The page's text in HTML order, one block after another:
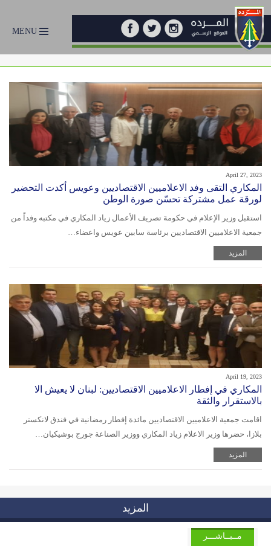
MENU
April 27, 2023
المكاري التقى وفد الاعلاميين الاقتصاديين وعويس أكدت التحضير
لورقة عمل مشتركة تحسّن صورة الوطن
استقبل وزير الإعلام في حكومة تصريف الأعمال زياد المكاري في مكتبه وفداً من
جمعية الاعلاميين الاقتصاديين برئاسة سابين عويس واعضاء…
المزيد
April 19, 2023
المكاري في إفطار الاعلاميين الاقتصاديين: لبنان لا يعيش الا
بالاستقرار والثقة
اقامت جمعية الاعلاميين الاقتصاديين مائدة إفطار رمضانية في فندق لانكستر
بلازا، حضرها وزير الاعلام زياد المكاري ووزير الصناعة جورج بوشيكيان…
المزيد
المزيد
مــبــاشـــر